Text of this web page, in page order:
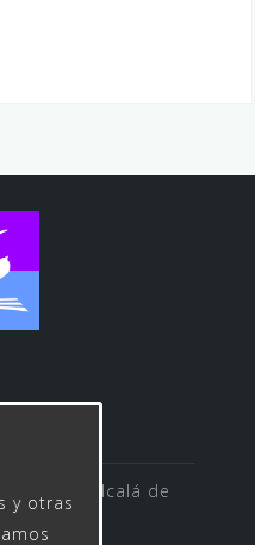
n 41500 Alcalá de
y otras